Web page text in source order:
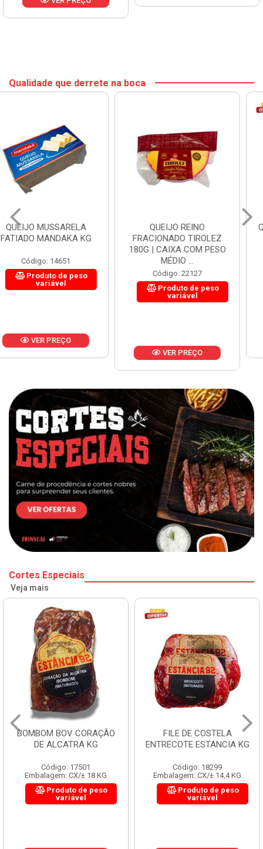
Qualidade que derrete na boca
QUEIJO REINO
FRACIONADO TIROLEZ
MÉDIO ...
Código: 22127
Produto de peso
QUEIJO MUSSARELA BOM
PALADAR KG
Código: 21338
Produto de peso
variável
Cortes Especiais
Veja mais
BOMBOM BOV CORAÇÃO
DE ALCATRA KG
Código: 17501
Embalagem: CX/± 18 KG
Produto de peso
variável
FILE DE COSTELA
ENTRECOTE ESTANCIA KG
Código: 18299
Embalagem: CX/± 14,4 KG
Produto de peso
variável